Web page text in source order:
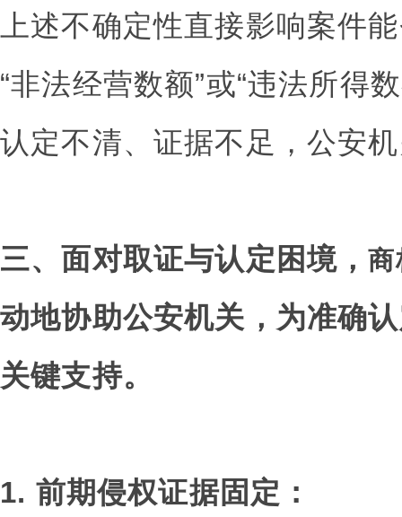
上述不确定性直接影响案件
“非法经营数额”或“违法所得
认定不清、证据不足，公安
三、面对取证与认定困境，商
动地协助公安机关，为准确
关键支持。
1. 前期侵权证据固定：